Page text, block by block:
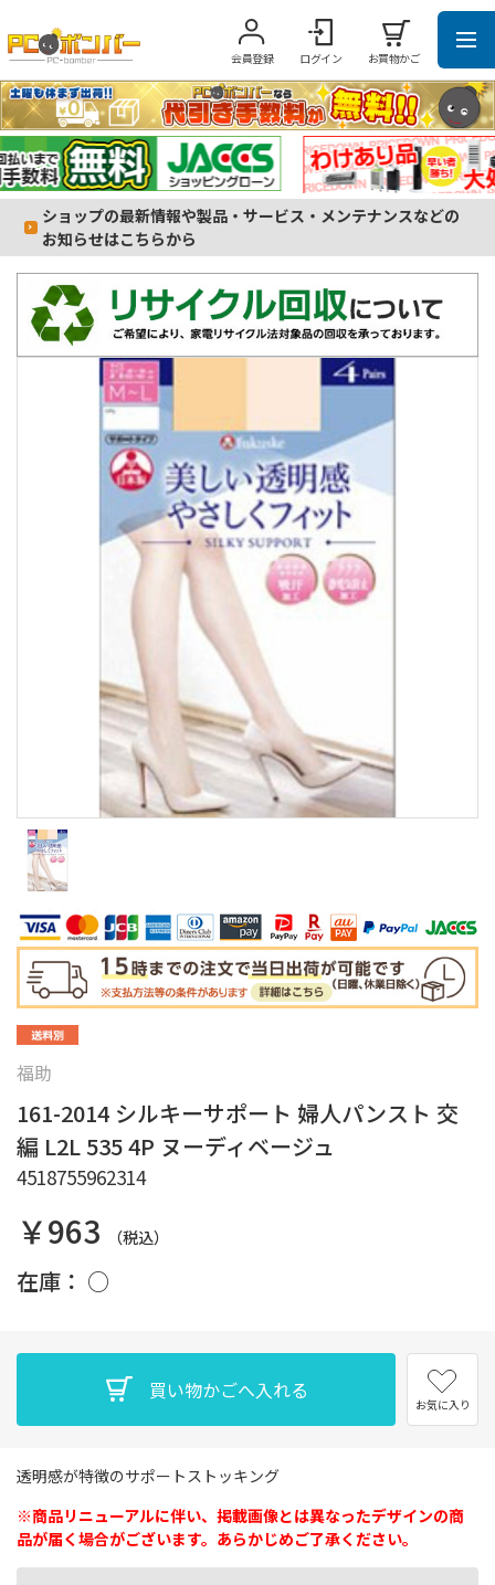
会員登録 ログイン お買物かご
ショップの最新情報や製品・サービス・メンテナンスなどの
お知らせはこちらから
福助
161-2014 シルキーサポート 婦人パンスト 交
編 L2L 535 4P ヌーディベージュ
4518755962314
￥963 （税込）
在庫： ○
お気に入り
透明感が特徴のサポートストッキング
※商品リニューアルに伴い、掲載画像とは異なったデザインの商
品が届く場合がございます。あらかじめご了承ください。